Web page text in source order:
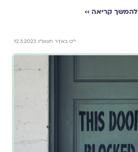
להמשך קריאה ››
י״ט באדר תשפ״ג 12.3.2023